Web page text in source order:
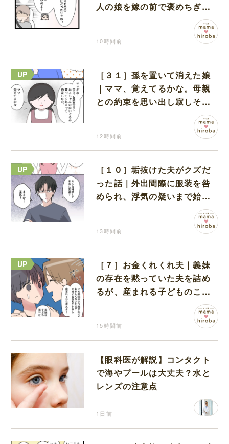
人の娘を嫁の前で褒めちぎる
10時間前
［３１］孫を置いて消えた娘
｜ママ、覚えてるかな。母親
との約束を思い出し寂しそう
12時間前
［１０］垢抜けた夫がクズだ
った話｜外出間際に服装を咎
められ、浮気の疑いまで始め
13時間前
［７］お金くれくれ夫｜義妹
の存在を黙っていた夫を詰め
るが、産まれる子どものこと
を第一に考えてと流される
15時間前
【眼科医が解説】コンタクト
で海やプールは大丈夫？水と
レンズの注意点
1日前